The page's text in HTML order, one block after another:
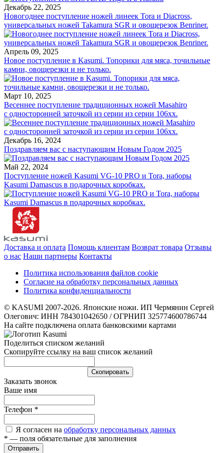
Декабрь 22, 2025
Новогоднее поступление ножей линеек Tora и Diacross,
универсальных ножей Takamura SGR и овощерезок Benriner.
Апрель 09, 2025
Новое поступление в Kasumi. Топорики для мяса, точильные
камни, овощерезки и не только.
Март 10, 2025
Весеннее поступление традиционных ножей Masahiro
с односторонней заточкой из серии из серии 106хх.
Декабрь 16, 2024
Поздравляем вас с наступающим Новым Годом 2025
Май 22, 2024
Поступление ножей Kasumi VG-10 PRO и Tora, наборы
Kasumi Damascus в подарочных коробках.
Доставка и оплата Помощь клиентам Возврат товара Отзывы
о нас Наши партнеры Контакты
Политика использования файлов cookie
Согласие на обработку персональных данных
Политика конфиденциальности
© KASUMI 2007-2026. Японские ножи. ИП Чермянин Сергей
Олегович: ИНН 784301042650 / ОГРНИП 325774600786744
На сайте подключена оплата банковскими картами
Поделиться списком желаний
Скопируйте ссылку на ваш список желаний
Cкопировать
Заказать звонок
Ваше имя
Телефон *
Я согласен на обработку персональных данных
* — поля обязательные для заполнения
Отправить